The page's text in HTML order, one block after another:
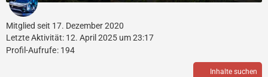
Mitglied seit 17. Dezember 2020
Letzte Aktivität: 12. April 2025 um 23:17
Profil-Aufrufe 194
Inhalte suchen